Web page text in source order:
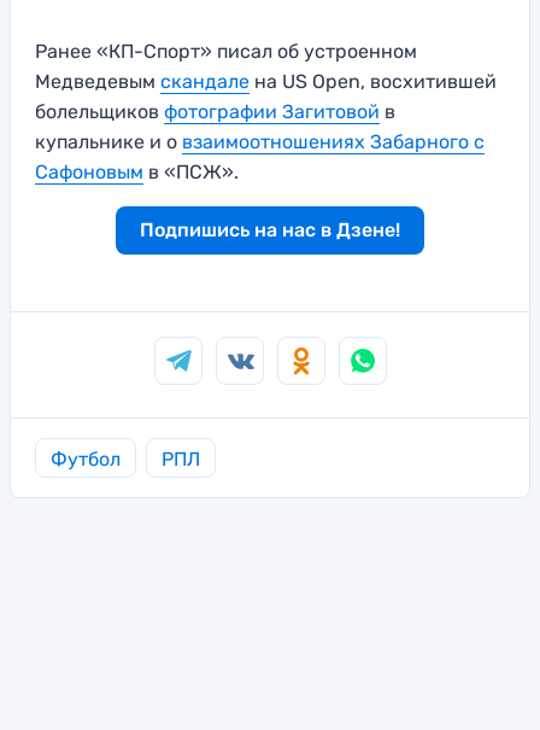
Ранее «КП-Спорт» писал об устроенном
Медведевым скандале на US Open, восхитившей
болельщиков фотографии Загитовой в
купальнике и о взаимоотношениях Забарного с
Сафоновым в «ПСЖ».
Подпишись на нас в Дзене!
Футбол РПЛ